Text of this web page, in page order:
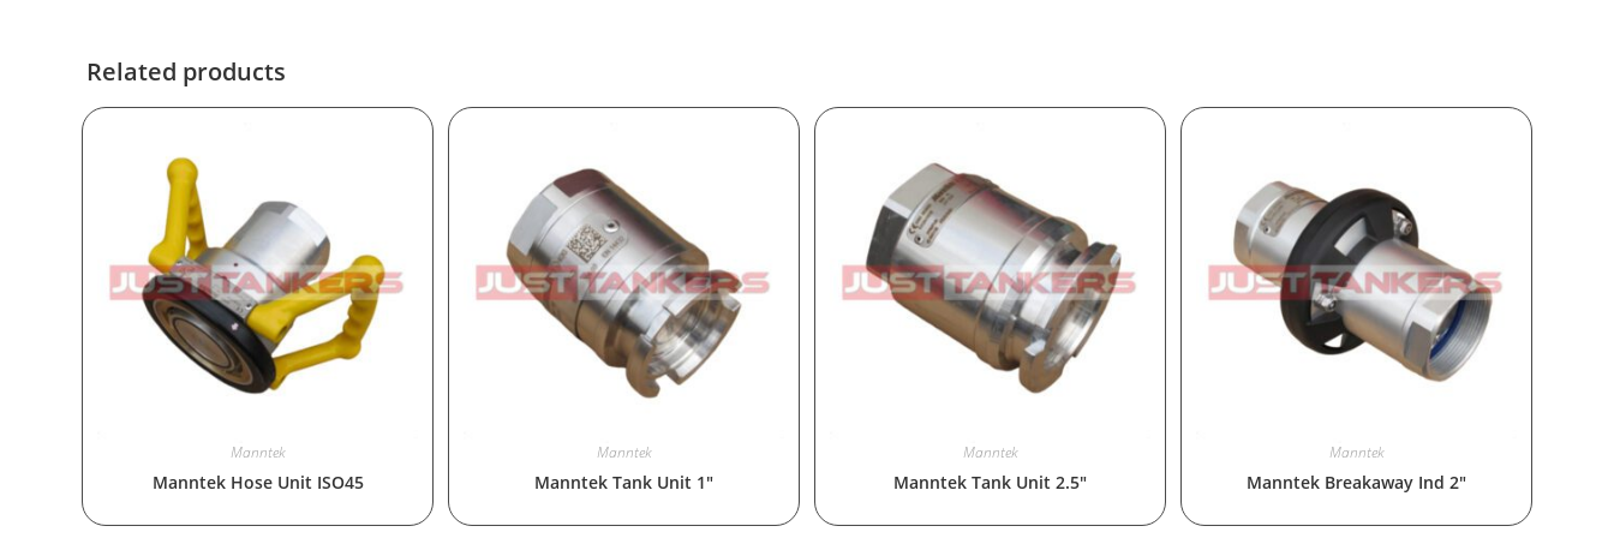
Related products
Manntek
Manntek Hose Unit ISO45
Manntek
Manntek Tank Unit 1″
Manntek
Manntek Tank Unit 2.5″
Manntek
Manntek Breakaway Ind 2″